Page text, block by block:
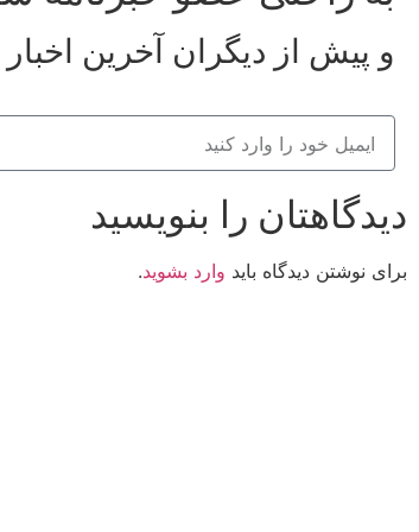
و پیش از دیگران آخرین
دیدگاهتان را بنویسید
برای نوشتن دیدگاه باید وارد بشوید.